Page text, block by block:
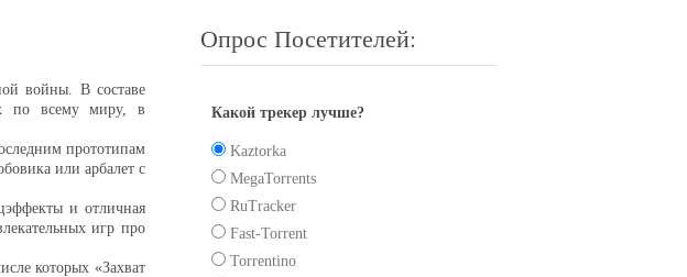
войны. В составе
по всему миру, в
прототипам
или арбалет с
и отличная
игр про
которых «Захват
Опрос Посетителей:
Какой трекер лучше?
Kaztorka
MegaTorrents
RuTracker
Fast-Torrent
Torrentino